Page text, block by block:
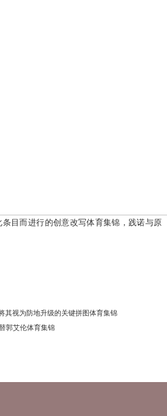
条目而进行的创意改写体育集锦，践诺与原
其视为防地升级的关键拼图体育集锦
郭艾伦体育集锦